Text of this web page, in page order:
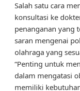
Salah satu cara
konsultasi ke
penanganan yang
saran mengenai
olahraga yang
“Penting untuk
dalam mengatasi
memiliki